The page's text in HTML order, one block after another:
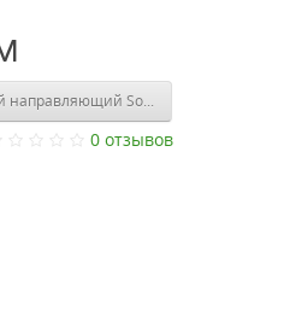
направляющий SoundGuard Strong
0 отзывов